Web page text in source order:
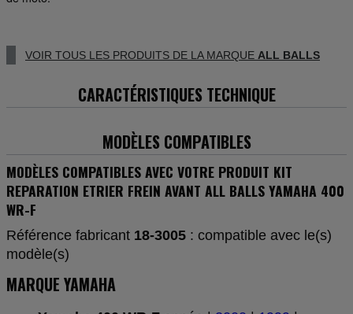
VOIR TOUS LES PRODUITS DE LA MARQUE ALL BALLS
CARACTÉRISTIQUES TECHNIQUE
MODÈLES COMPATIBLES
MODÈLES COMPATIBLES AVEC VOTRE PRODUIT KIT
REPARATION ETRIER FREIN AVANT ALL BALLS YAMAHA 400
WR-F
Référence fabricant 18-3005 : compatible avec le(s)
modèle(s)
MARQUE YAMAHA